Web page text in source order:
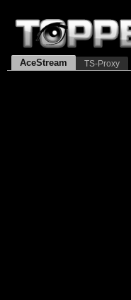
AceStream TS-Proxy